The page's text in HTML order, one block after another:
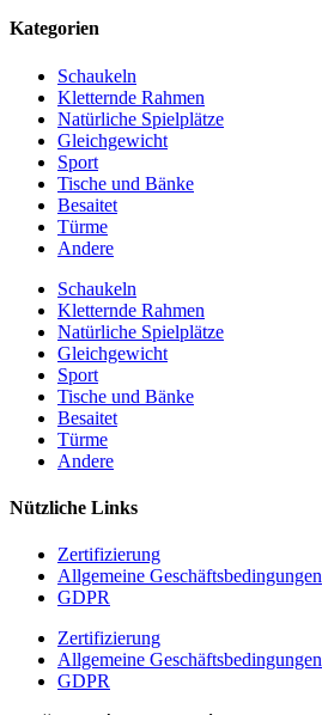
Kategorien
Schaukeln
Kletternde Rahmen
Natürliche Spielplätze
Gleichgewicht
Sport
Tische und Bänke
Besaitet
Türme
Andere
Schaukeln
Kletternde Rahmen
Natürliche Spielplätze
Gleichgewicht
Sport
Tische und Bänke
Besaitet
Türme
Andere
Nützliche Links
Zertifizierung
Allgemeine Geschäftsbedingungen
GDPR
Zertifizierung
Allgemeine Geschäftsbedingungen
GDPR